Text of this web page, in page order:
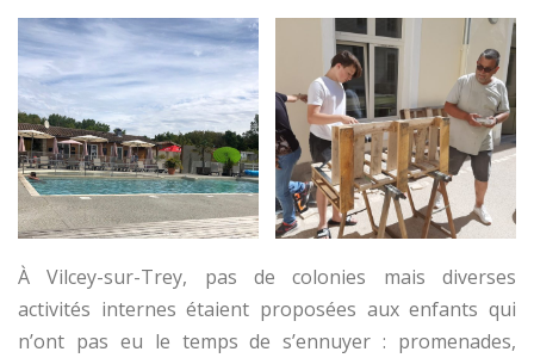
À Vilcey-sur-Trey, pas de colonies mais diverses
activités internes étaient proposées aux enfants qui
n’ont pas eu le temps de s’ennuyer : promenades,